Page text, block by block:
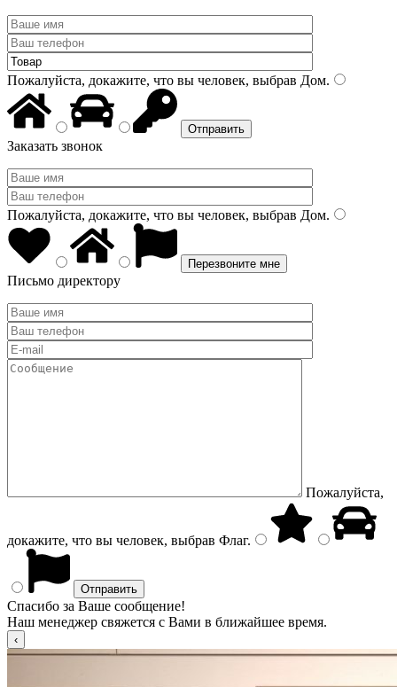
Пожалуйста, докажите, что вы человек, выбрав Дом.
Заказать звонок
Пожалуйста, докажите, что вы человек, выбрав Дом.
Письмо директору
Пожалуйста,
докажите, что вы человек, выбрав Флаг.
Спасибо за Ваше сообщение!
Наш менеджер свяжется с Вами в ближайшее время.